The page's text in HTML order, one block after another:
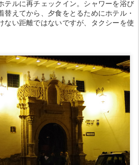
テルに再チェックイン。シャワーを浴び
替えてから、夕食をとるためにホテル・
ない距離ではないですが、タクシーを使